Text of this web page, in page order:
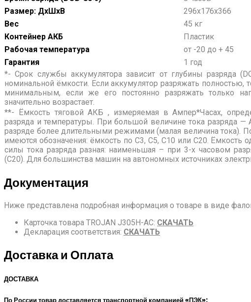
Размер: ДхШхВ
296х176х366
Вес
45 кг
Контейнер АКБ
Пластик
Рабочая температура
от -20 до + 45
Гарантия
1 год
*- Срок службы аккумулятора зависит от глубины разряда
номинальной ёмкости. Если аккумулятор разряжать полностью,
минимальным, если же его постоянно разряжать только
значительно возрастает.
**- Ёмкость тяговой АКБ , измеряемая в Ампер*Часах,
разряда и температуры. При большой величине тока разряда
разряде более длительными режимами (малая величина тока).
имеются обозначения: ёмкость по С3, С5, С10 или С20. Ёмкость
силы тока разряда разная: наименьшая – при 3-х часовом
(С20). Для большинства машин на автономных источниках
Документация
Ниже представлена подробная информация о товаре в виде
Карточка товара TROJAN J305H-AC: СКАЧАТЬ
Декларация соответствия: СКАЧАТЬ
Доставка и Оплата
ДОСТАВКА
По России товар доставляется транспортной компанией «ПЭК»: